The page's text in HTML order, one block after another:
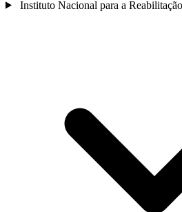
Instituto Nacional para a